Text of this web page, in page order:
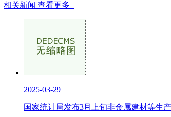
相关新闻 查看更多+
2025-03-29
国家统计局发布3月上旬非金属建材等生产